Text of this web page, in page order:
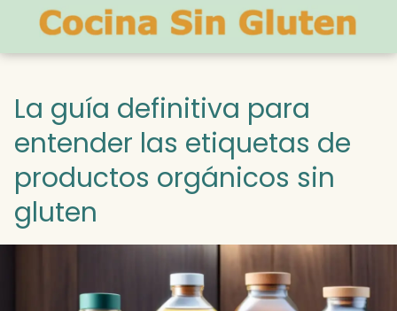
La guía definitiva para
entender las etiquetas de
productos orgánicos sin
gluten